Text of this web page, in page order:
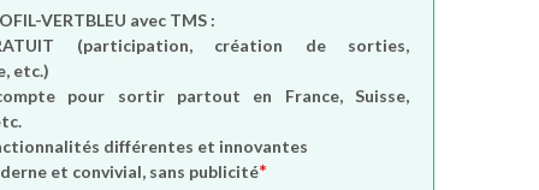
VERTBLEU avec TMS :
(participation, création de sorties,
etc.)
pour sortir partout en France, Suisse,
différentes et innovantes
et convivial, sans publicité*